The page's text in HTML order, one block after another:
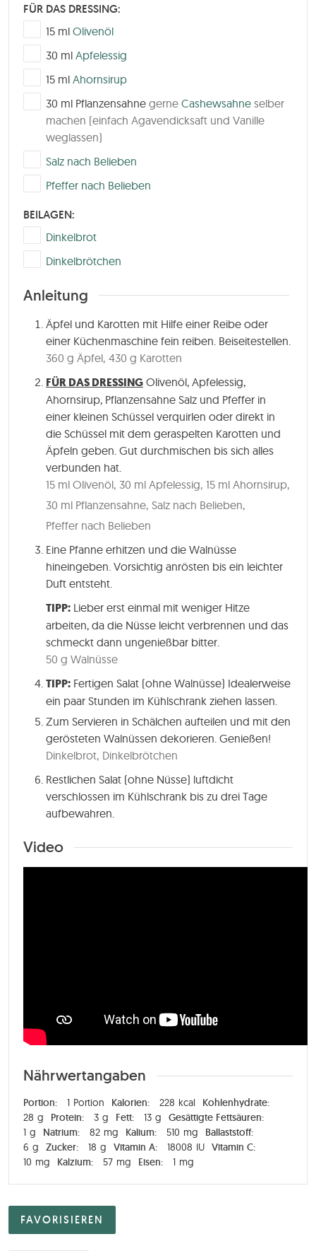
FÜR DAS DRESSING:
▢
15 ml Olivenöl
▢
30 ml Apfelessig
▢
15 ml Ahornsirup
▢
30 ml Pflanzensahne gerne Cashewsahne selber
machen (einfach Agavendicksaft und Vanille
weglassen)
▢
Salz nach Belieben
▢
Pfeffer nach Belieben
BEILAGEN:
▢
Dinkelbrot
▢
Dinkelbrötchen
Anleitung
Äpfel und Karotten mit Hilfe einer Reibe oder
einer Küchenmaschine fein reiben. Beiseitestellen.
360 g Äpfel, 430 g Karotten
FÜR DAS DRESSING Olivenöl, Apfelessig,
Ahornsirup, Pflanzensahne Salz und Pfeffer in
einer kleinen Schüssel verquirlen oder direkt in
die Schüssel mit dem geraspelten Karotten und
Äpfeln geben. Gut durchmischen bis sich alles
verbunden hat.
15 ml Olivenöl, 30 ml Apfelessig, 15 ml Ahornsirup,
30 ml Pflanzensahne, Salz nach Belieben,
Pfeffer nach Belieben
Eine Pfanne erhitzen und die Walnüsse
hineingeben. Vorsichtig anrösten bis ein leichter
Duft entsteht.
TIPP: Lieber erst einmal mit weniger Hitze
arbeiten, da die Nüsse leicht verbrennen und das
schmeckt dann ungenießbar bitter.
50 g Walnüsse
TIPP: Fertigen Salat (ohne Walnüsse) Idealerweise
ein paar Stunden im Kühlschrank ziehen lassen.
Zum Servieren in Schälchen aufteilen und mit den
gerösteten Walnüssen dekorieren. Genießen!
Dinkelbrot, Dinkelbrötchen
Restlichen Salat (ohne Nüsse) luftdicht
verschlossen im Kühlschrank bis zu drei Tage
aufbewahren.
Video
Nährwertangaben
Portion: 1 Portion Kalorien: 228 kcal
Kohlenhydrate:
28 g Protein: 3 g Fett: 13 g
Gesättigte Fettsäuren:
1 g Natrium: 82 mg Kalium: 510 mg
Ballaststoff:
6 g Zucker: 18 g Vitamin A: 18008 IU Vitamin C:
10 mg Kalzium: 57 mg Eisen: 1 mg
FAVORISIEREN